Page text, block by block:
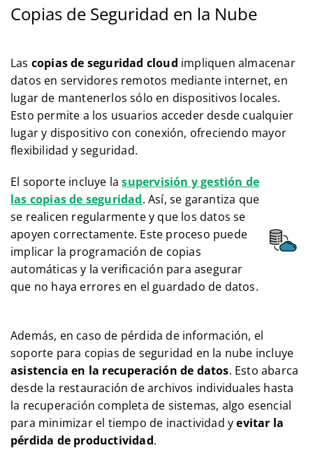
Copias de Seguridad en la Nube
Las copias de seguridad cloud impliquen almacenar
datos en servidores remotos mediante internet, en
lugar de mantenerlos sólo en dispositivos locales.
Esto permite a los usuarios acceder desde cualquier
lugar y dispositivo con conexión, ofreciendo mayor
flexibilidad y seguridad.
El soporte incluye lasupervisión y gestión de
las copias de seguridad. Así, se garantiza que
se realicen regularmente y que los datos se
apoyen correctamente. Este proceso puede
implicar la programación de copias
automáticas y la verificación para asegurar
que no haya errores en el guardado de datos.
Además, en caso de pérdida de información, el
soporte para copias de seguridad en la nube incluye
asistencia en la recuperación de datos. Esto abarca
desde la restauración de archivos individuales hasta
la recuperación completa de sistemas, algo esencial
para minimizar el tiempo de inactividad yevitar la
pérdida de productividad.